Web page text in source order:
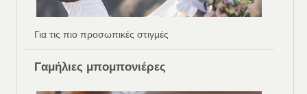
Για τις πιο προσωπικές στιγμές
Γαμήλιες μπομπονιέρες